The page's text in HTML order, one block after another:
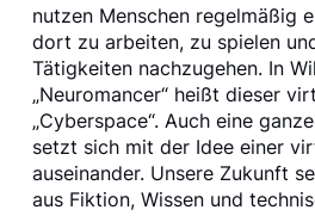
nutzen Menschen regelmäßig
dort zu arbeiten, zu spielen
Tätigkeiten nachzugehen. In
„Neuromancer“ heißt dieser
„Cyberspace“. Auch eine
setzt sich mit der Idee einer
auseinander. Unsere Zukunft
aus Fiktion, Wissen und